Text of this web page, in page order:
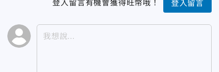
登入留言有機會獲得旺幣哦！ 登入留言